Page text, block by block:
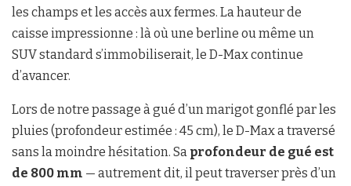
les champs et les accès aux fermes. La hauteur de
caisse impressionne : là où une berline ou même un
SUV standard s’immobiliserait, le D-Max continue
d’avancer.
Lors de notre passage à gué d’un marigot gonflé par les
pluies (profondeur estimée : 45 cm), le D-Max a traversé
sans la moindre hésitation. Sa profondeur de gué est
de 800 mm — autrement dit, il peut traverser près d’un